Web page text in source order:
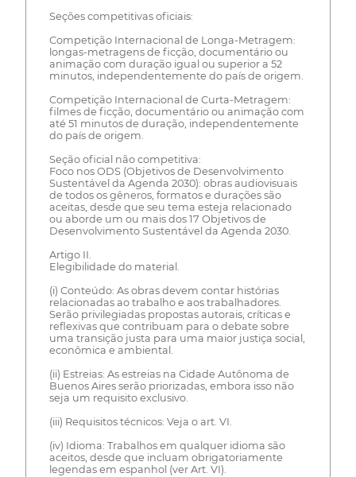
Seções competitivas oficiais:
Competição Internacional de Longa-Metragem:
longas-metragens de ficção, documentário ou
animação com duração igual ou superior a 52
minutos, independentemente do país de origem.
Competição Internacional de Curta-Metragem:
filmes de ficção, documentário ou animação com
até 51 minutos de duração, independentemente
do país de origem.
Seção oficial não competitiva:
Foco nos ODS (Objetivos de Desenvolvimento
Sustentável da Agenda 2030): obras audiovisuais
de todos os gêneros, formatos e durações são
aceitas, desde que seu tema esteja relacionado
ou aborde um ou mais dos 17 Objetivos de
Desenvolvimento Sustentável da Agenda 2030.
Artigo II.
Elegibilidade do material.
(i) Conteúdo: As obras devem contar histórias
relacionadas ao trabalho e aos trabalhadores.
Serão privilegiadas propostas autorais, críticas e
reflexivas que contribuam para o debate sobre
uma transição justa para uma maior justiça social,
econômica e ambiental.
(ii) Estreias: As estreias na Cidade Autônoma de
Buenos Aires serão priorizadas, embora isso não
seja um requisito exclusivo.
(iii) Requisitos técnicos: Veja o art. VI.
(iv) Idioma: Trabalhos em qualquer idioma são
aceitos, desde que incluam obrigatoriamente
legendas em espanhol (ver Art. VI).